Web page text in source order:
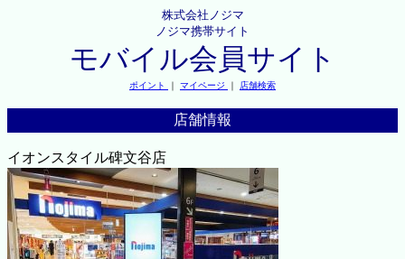
株式会社ノジマ
ノジマ携帯サイト
モバイル会員サイト
ポイント ｜ マイページ ｜ 店舗検索
店舗情報
イオンスタイル碑文谷店